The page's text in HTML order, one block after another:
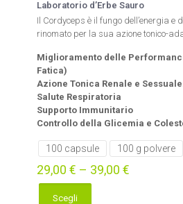
Laboratorio d’Erbe Sauro
Il Cordyceps è il fungo dell’energia e
rinomato per la sua azione tonico-
Miglioramento delle
Fatica)
Azione Tonica Renale e Sessuale
Salute Respiratoria
Supporto Immunitario
Controllo della Glicemia e
100 capsule 100 g polvere
29,00 € – 39,00 €
Scegli